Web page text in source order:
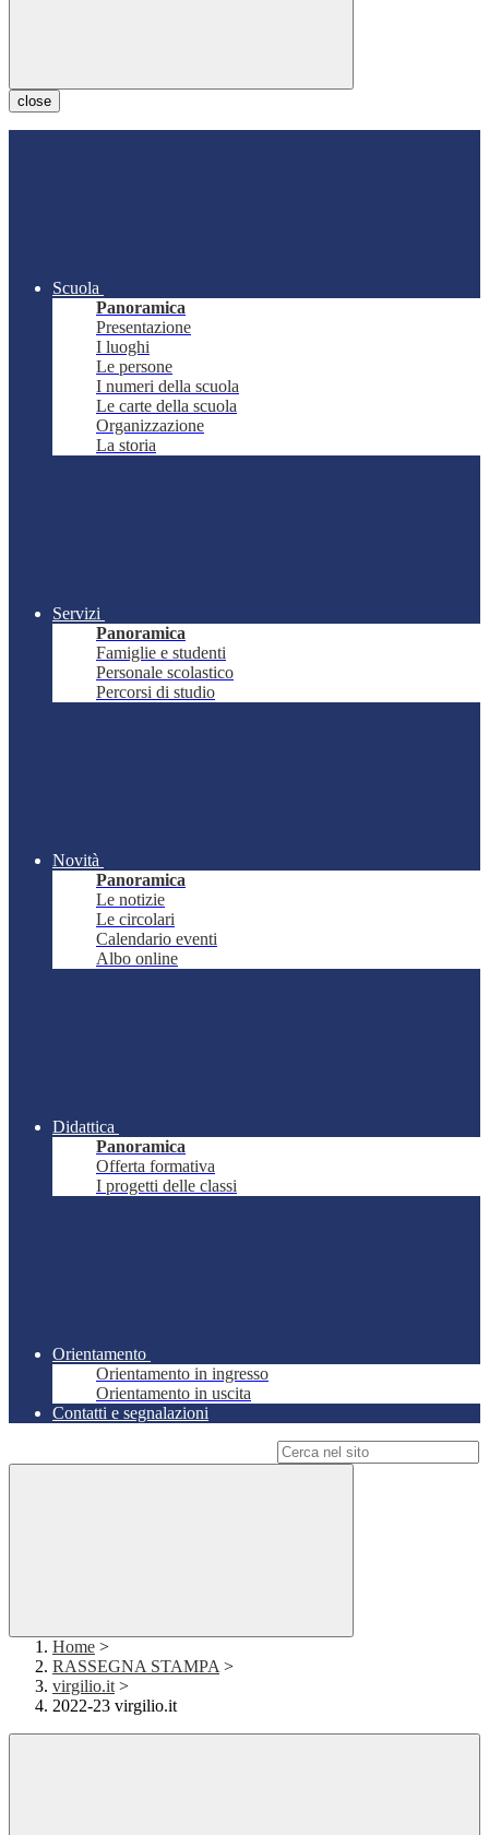
close
Scuola
Panoramica
Presentazione
I luoghi
Le persone
I numeri della scuola
Le carte della scuola
Organizzazione
La storia
Servizi
Panoramica
Famiglie e studenti
Personale scolastico
Percorsi di studio
Novità
Panoramica
Le notizie
Le circolari
Calendario eventi
Albo online
Didattica
Panoramica
Offerta formativa
I progetti delle classi
Orientamento
Orientamento in ingresso
Orientamento in uscita
Contatti e segnalazioni
Home >
RASSEGNA STAMPA >
virgilio.it >
2022-23 virgilio.it